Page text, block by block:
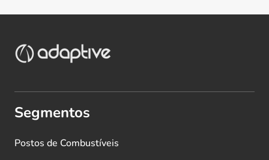
Segmentos
Postos de Combustíveis